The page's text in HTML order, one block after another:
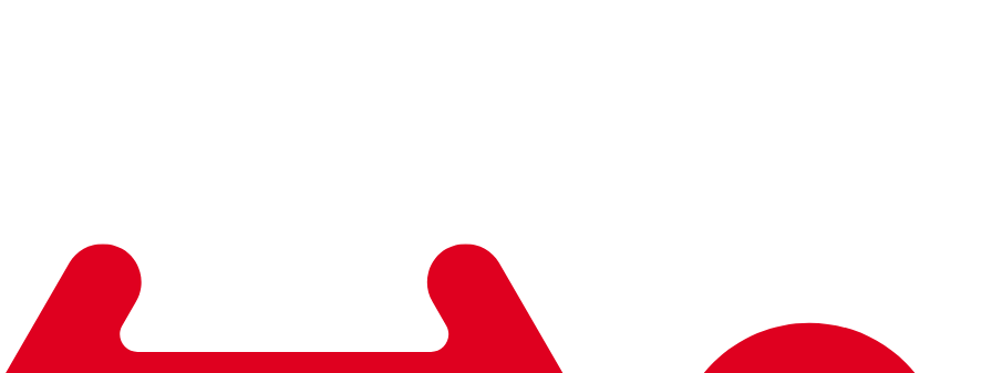
NIU ร่วมขับเคลื่อนวงสวิงเหนือระดับในงาน SuperRich Golf 2026
ความสำเร็จที่ไม่ได้วัดกันแค่ระยะหลุม แต่คือมิตรภาพและรอยยิ้ม ท่ามกลางบรรยากาศสุด Exclusive ณ สนาม The Legacy Golf Club
Product news